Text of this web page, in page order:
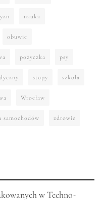
nauka
obuwie
pożyczka psy
stopy szkoła
Wrocław
samochodów zdrowie
w Techno-